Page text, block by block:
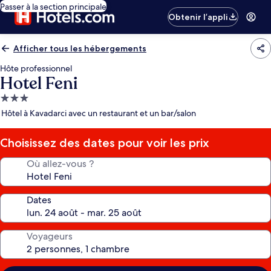
Passer à la section principale
Obtenir l’appli
Afficher tous les hébergements
Hôte professionnel
Hotel Feni
Hébergement
3.0 étoiles
Hôtel à Kavadarci avec un restaurant et un bar/salon
Choisissez des dates pour voir les prix
Où allez-vous ?
Dates
Voyageurs